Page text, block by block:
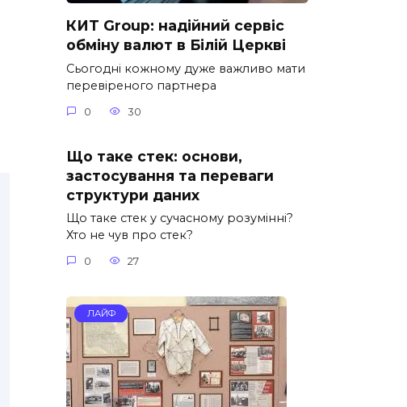
КИТ Group: надійний сервіс
обміну валют в Білій Церкві
Сьогодні кожному дуже важливо мати
перевіреного партнера
0 30
Що таке стек: основи,
застосування та переваги
структури даних
Що таке стек у сучасному розумінні?
Хто не чув про стек?
0 27
ЛАЙФ